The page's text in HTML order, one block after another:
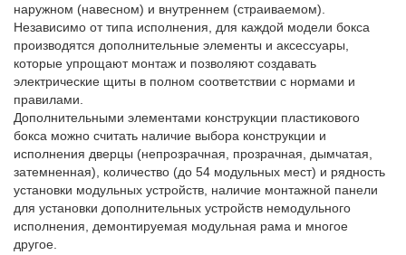
наружном (навесном) и внутреннем (страиваемом).
Независимо от типа исполнения, для каждой модели бокса
производятся дополнительные элементы и аксессуары,
которые упрощают монтаж и позволяют создавать
электрические щиты в полном соответствии с нормами и
правилами.
Дополнительными элементами конструкции пластикового
бокса можно считать наличие выбора конструкции и
исполнения дверцы (непрозрачная, прозрачная, дымчатая,
затемненная), количество (до 54 модульных мест) и рядность
установки модульных устройств, наличие монтажной панели
для установки дополнительных устройств немодульного
исполнения, демонтируемая модульная рама и многое
другое.